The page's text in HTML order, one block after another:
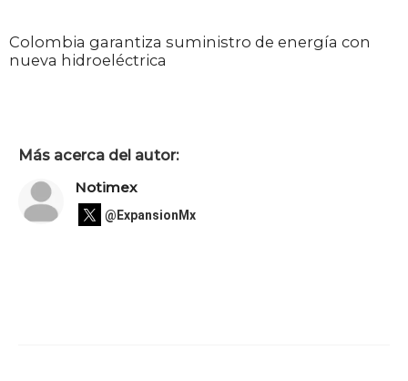
Colombia garantiza suministro de energía con
nueva hidroeléctrica
Más acerca del autor:
Notimex
@ExpansionMx